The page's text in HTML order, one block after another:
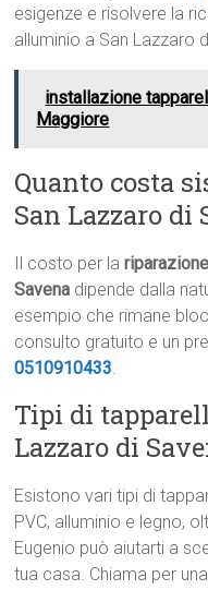
esigenze e risolvere la
alluminio a San Lazzaro
installazione
Maggiore
Quanto costa
San Lazzaro di
Il costo per la
Savena dipende dalla
esempio che rimane
consulto gratuito e un
0510910433.
Tipi di
Lazzaro di
Esistono vari tipi di
PVC, alluminio e legno,
Eugenio può aiutarti a
tua casa. Chiama per